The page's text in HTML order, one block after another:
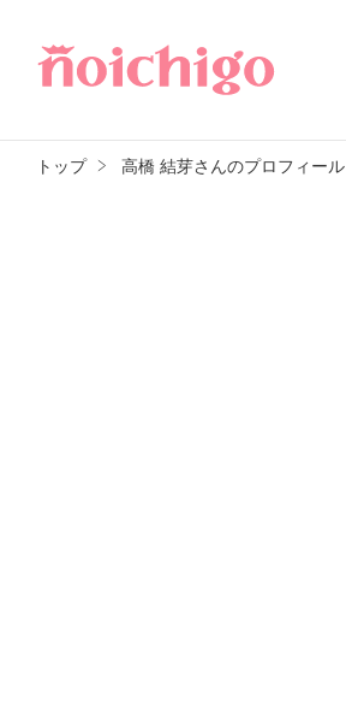
トップ 高橋 結芽さんのプロフィール